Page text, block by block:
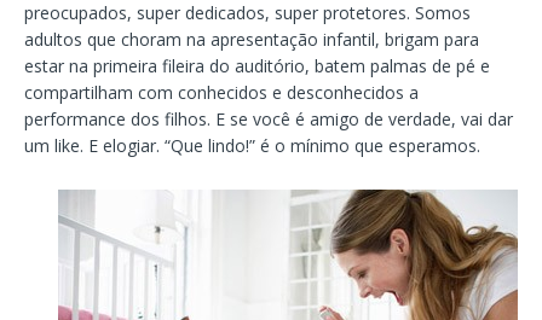
preocupados, super dedicados, super protetores. Somos
adultos que choram na apresentação infantil, brigam para
estar na primeira fileira do auditório, batem palmas de pé e
compartilham com conhecidos e desconhecidos a
performance dos filhos. E se você é amigo de verdade, vai dar
um like. E elogiar. “Que lindo!” é o mínimo que esperamos.